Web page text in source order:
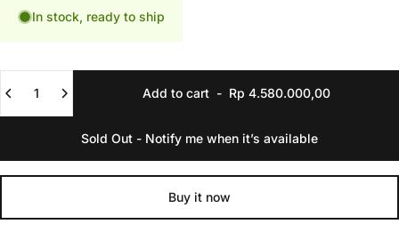
In stock, ready to ship
Add to cart- Rp 4.580.000,00
Sold Out - Notify me when it’s available
Buy it now